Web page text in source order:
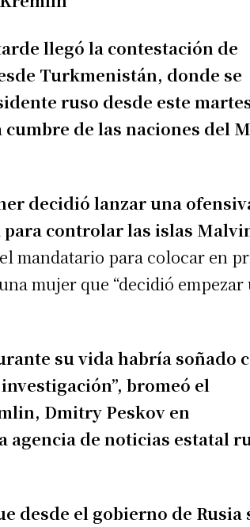
llegó la contestación de
Turkmenistán, donde se
ruso desde este
de las naciones del
decidió lanzar una
controlar las islas
mandatario para colocar en
mujer que “decidió empezar
su vida habría soñado
bromeó el
Dmitry Peskov en
agencia de noticias estatal
desde el gobierno de Rusia